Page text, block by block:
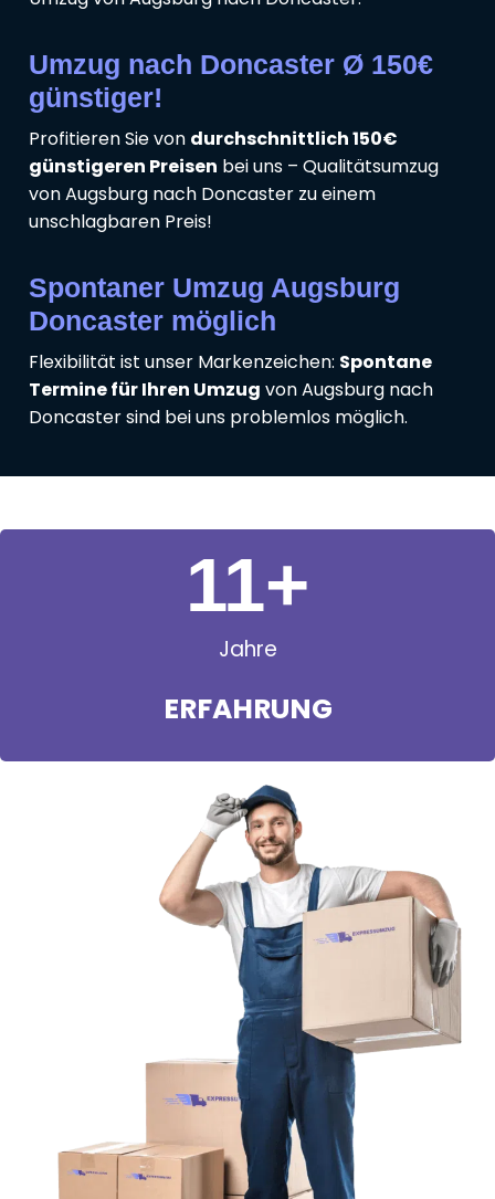
Umzug nach Doncaster Ø 150€
günstiger!
Profitieren Sie von durchschnittlich 150€
günstigeren Preisen bei uns – Qualitätsumzug
von Augsburg nach Doncaster zu einem
unschlagbaren Preis!
Spontaner Umzug Augsburg
Doncaster möglich
Flexibilität ist unser Markenzeichen: Spontane
Termine für Ihren Umzug von Augsburg nach
Doncaster sind bei uns problemlos möglich.
Jahre
ERFAHRUNG
11+